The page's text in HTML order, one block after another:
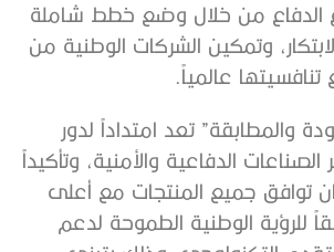
الدفاع من خلال وضع خطط شاملة
وتمكين الشركات الوطنية من
تنافسيتها عالمياً.
والمطابقة” تعد امتداداً لدور
الدفاعية والأمنية، وتأكيداً
توافق جميع المنتجات مع أعلى
للرؤية الوطنية الطموحة لدعم